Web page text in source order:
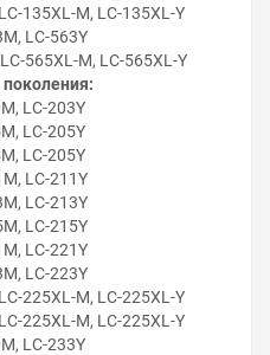
для обнуления чипов
чипа
когда виртуальный
Иногда может не
с красного на зелёный
точность попадания
чистоту контактных
принтер
Шнур питания не
программатора.
135XL-M, LC-135XL-Y
LC-563Y
565XL-M, LC-565XL-Y
LC-203Y
LC-205Y
LC-205Y
LC-211Y
LC-213Y
LC-215Y
LC-221Y
LC-223Y
225XL-M, LC-225XL-Y
225XL-M, LC-225XL-Y
LC-233Y